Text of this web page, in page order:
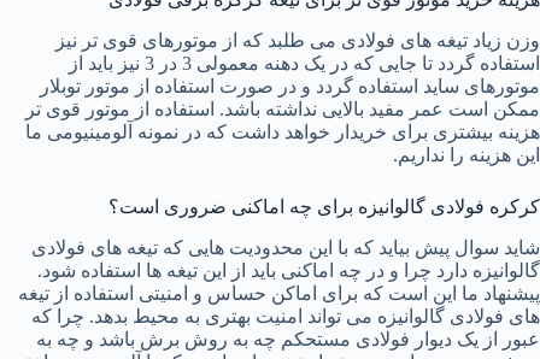
وزن زیاد تیغه های فولادی می طلبد که از موتورهای قوی تر نیز
استفاده گردد تا جایی که در یک دهنه معمولی 3 در 3 نیز باید از
موتورهای ساید استفاده گردد و در صورت استفاده از موتور توبلار
ممکن است عمر مفید بالایی نداشته باشد. استفاده از موتور قوی تر
هزینه بیشتری برای خریدار خواهد داشت که در نمونه آلومینیومی ما
این هزینه را نداریم.
کرکره فولادی گالوانیزه برای چه اماکنی ضروری است؟
شاید سوال پیش بیاید که با این محدودیت هایی که تیغه های فولادی
گالوانیزه دارد چرا و در چه اماکنی باید از این تیغه ها استفاده شود.
پیشنهاد ما این است که برای اماکن حساس و امنیتی استفاده از تیغه
های فولادی گالوانیزه می تواند امنیت بهتری به محیط بدهد. چرا که
عبور از یک دیوار فولادی مستحکم چه به روش برش باشد و چه به